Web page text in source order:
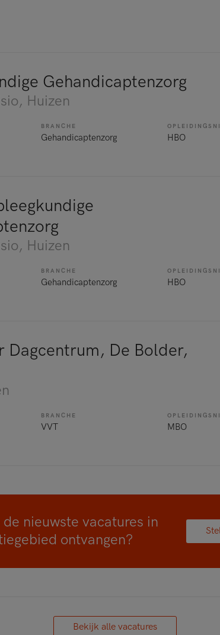
Gehandicaptenzorg
, Huizen
BRANCHE
Gehandicaptenzorg HBO
, Huizen
BRANCHE
Gehandicaptenzorg HBO
Dagcentrum, De Bolder,
BRANCHE
VVT MBO
de nieuwste vacatures in
ontvangen?
Bekijk alle vacatures